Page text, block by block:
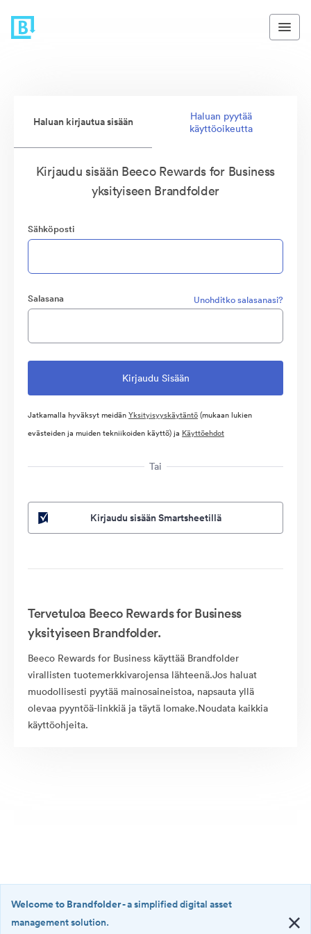
Haluan kirjautua sisään
Haluan pyytää
käyttöoikeutta
Kirjaudu sisään Beeco Rewards for Business
yksityiseen Brandfolder
Sähköposti
Salasana Unohditko salasanasi?
Jatkamalla hyväksyt meidänYksityisyyskäytäntö(mukaan lukien
evästeiden ja muiden tekniikoiden käyttö) ja Käyttöehdot
Tai
Kirjaudu sisään Smartsheetillä
Tervetuloa Beeco Rewards for Business
yksityiseen Brandfolder.
Beeco Rewards for Business käyttää Brandfolder
virallisten tuotemerkkivarojensa lähteenä.Jos haluat
muodollisesti pyytää mainosaineistoa, napsauta yllä
olevaa pyyntöä-linkkiä ja täytä lomake.Noudata kaikkia
käyttöohjeita.
Welcome to Brandfolder- a simplified digital asset
management solution.